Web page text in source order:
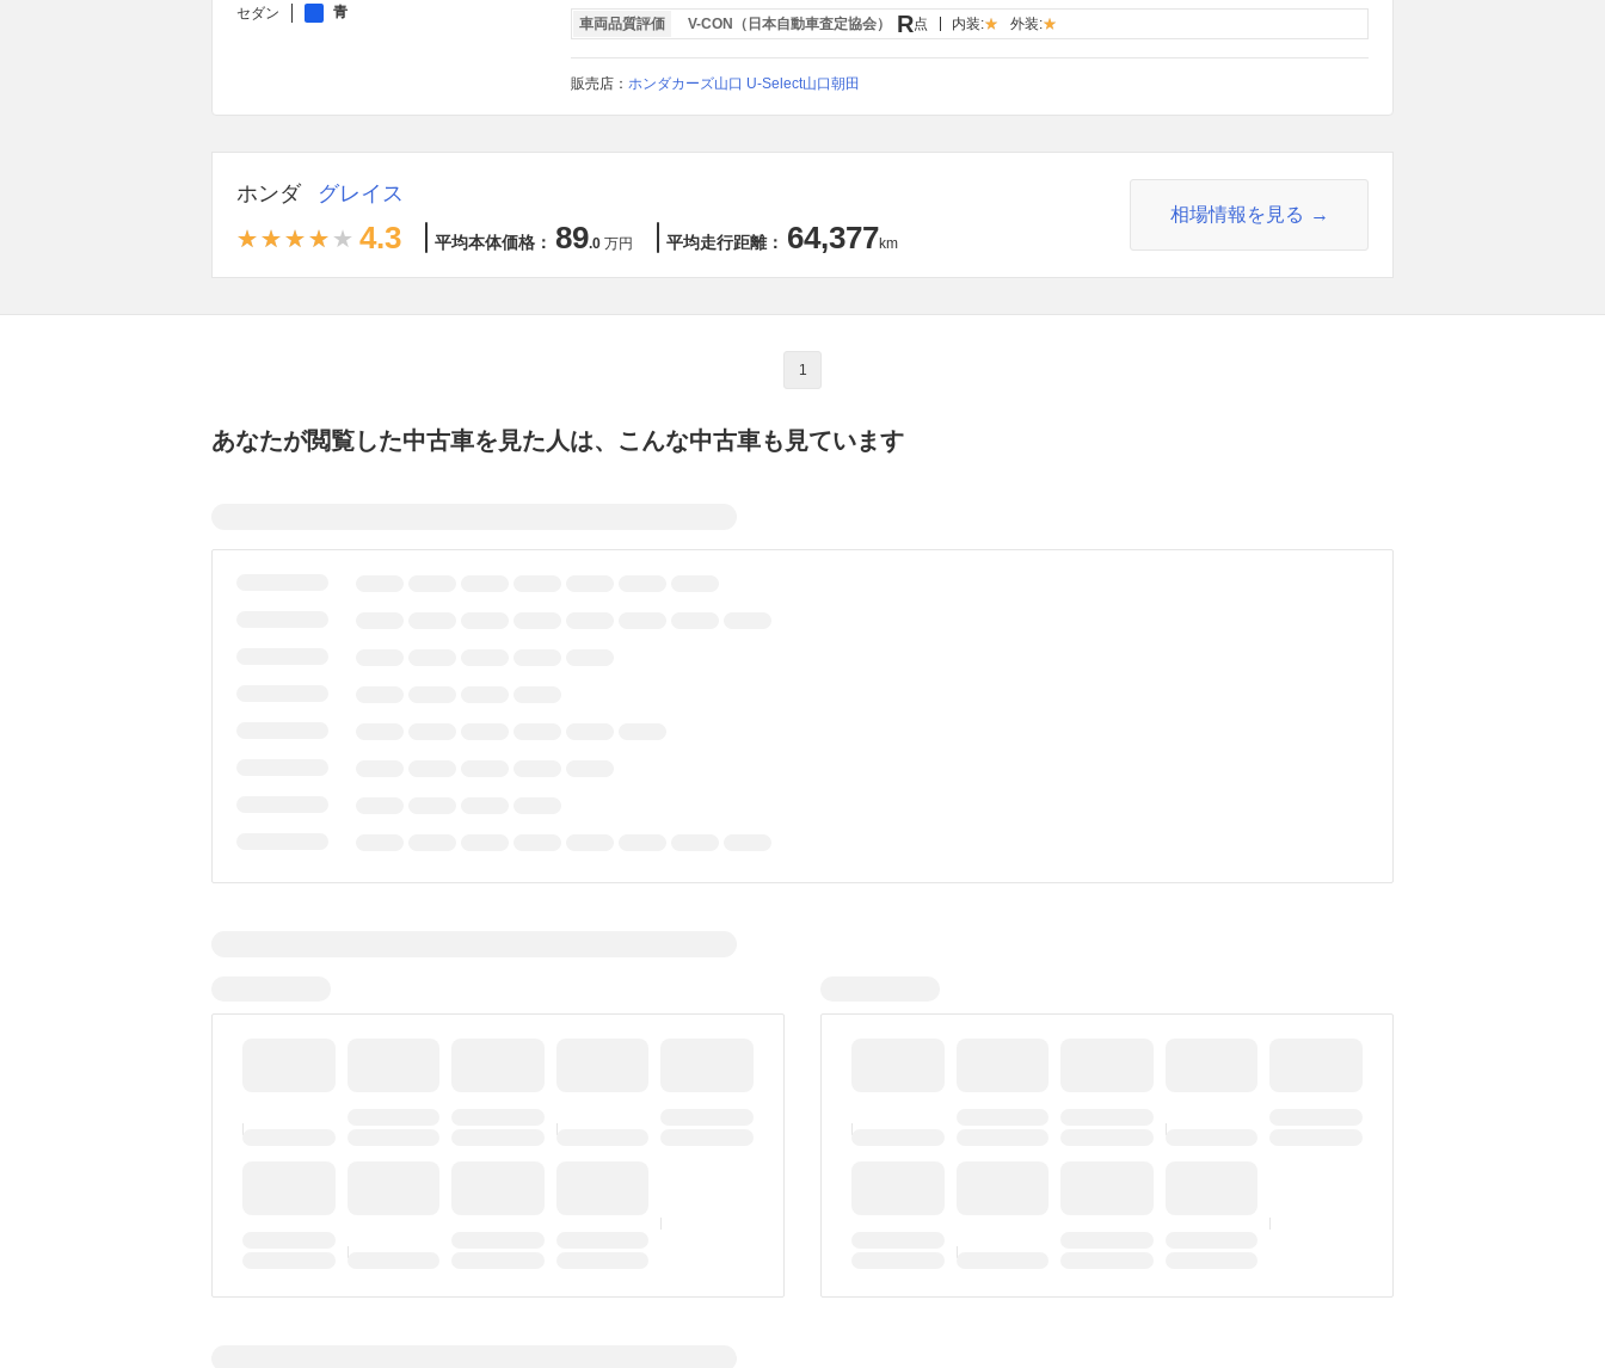
セダン 青
車両品質評価 V-CON（日本自動車査定協会） R点 内装: 外装:
販売店： ホンダカーズ山口 U-Select山口朝田
ホンダ グレイス
4.3 平均本体価格： 89.0 万円 平均走行距離： 64,377km
相場情報を見る
1
あなたが閲覧した中古車を見た人は、こんな中古車も見ています